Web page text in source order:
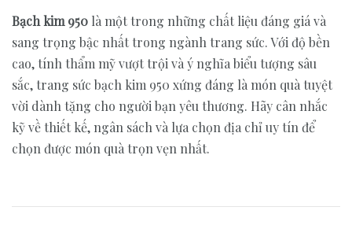
Bạch kim 950 là một trong những chất liệu đáng giá và
sang trọng bậc nhất trong ngành trang sức. Với độ bền
cao, tính thẩm mỹ vượt trội và ý nghĩa biểu tượng sâu
sắc, trang sức bạch kim 950 xứng đáng là món quà tuyệt
vời dành tặng cho người bạn yêu thương. Hãy cân nhắc
kỹ về thiết kế, ngân sách và lựa chọn địa chỉ uy tín để
chọn được món quà trọn vẹn nhất.